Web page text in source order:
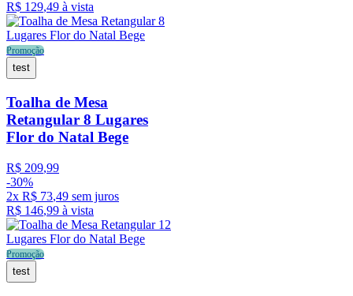
R$ 129,49 à vista
Promoção
test
Toalha de Mesa
Retangular 8 Lugares
Flor do Natal Bege
R$ 209,99
-30%
2x R$ 73,49 sem juros
R$ 146,99 à vista
Promoção
test